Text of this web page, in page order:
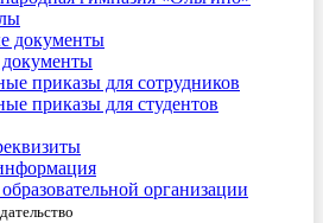
документы
приказы для сотрудников
приказы для студентов
организации